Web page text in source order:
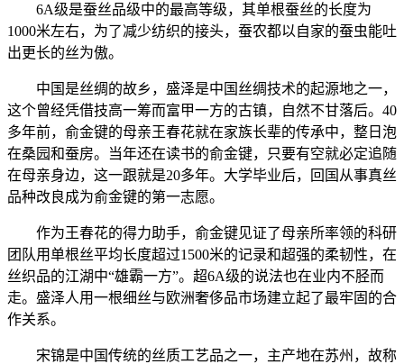
6A级是蚕丝品级中的最高等级，其单根蚕丝的长度为
1000米左右，为了减少纺织的接头，蚕农都以自家的蚕虫能吐
出更长的丝为傲。
中国是丝绸的故乡，盛泽是中国丝绸技术的起源地之一，
这个曾经凭借技高一筹而富甲一方的古镇，自然不甘落后。40
多年前，俞金键的母亲王春花就在家族长辈的传承中，整日泡
在桑园和蚕房。当年还在读书的俞金键，只要有空就必定追随
在母亲身边，这一跟就是20多年。大学毕业后，回国从事真丝
品种改良成为俞金键的第一志愿。
作为王春花的得力助手，俞金键见证了母亲所率领的科研
团队用单根丝平均长度超过1500米的记录和超强的柔韧性，在
丝织品的江湖中“雄霸一方”。超6A级的说法也在业内不胫而
走。盛泽人用一根细丝与欧洲奢侈品市场建立起了最牢固的合
作关系。
宋锦是中国传统的丝质工艺品之一，主产地在苏州，故称